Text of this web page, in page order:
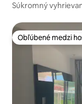
Súkromný
Obľúbené medzi
Obľúbené medzi